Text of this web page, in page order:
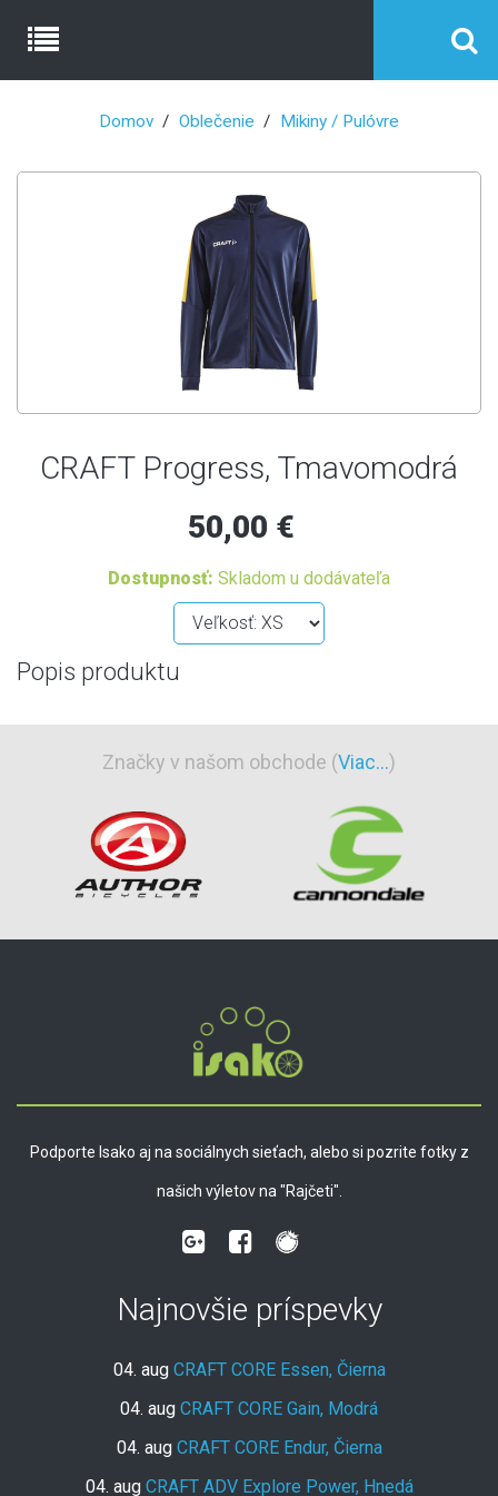
Domov Oblečenie Mikiny / Pulóvre
CRAFT Progress, Tmavomodrá
50,00 €
Dostupnosť: Skladom u dodávateľa
Popis produktu
Značky v našom obchode (Viac...)
Podporte Isako aj na sociálnych sieťach, alebo si pozrite fotky z
našich výletov na "Rajčeti".
Najnovšie príspevky
04. aug CRAFT CORE Essen, Čierna
04. aug CRAFT CORE Gain, Modrá
04. aug CRAFT CORE Endur, Čierna
04. aug CRAFT ADV Explore Power, Hnedá